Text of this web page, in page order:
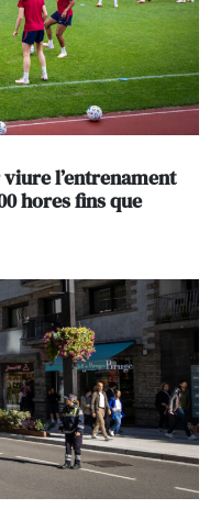
l’entrenament
hores fins que